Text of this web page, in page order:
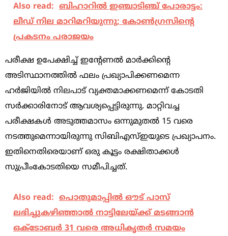
Also read: ബിഹാറില്‍ ഇഞ്ചാടിഞ്ച് പോരാട്ടം:
ലീഡ് നില മാറിമറിയുന്നു; കോണ്‍ഗ്രസിന്റെ
പ്രകടനം പരാജയം
പരീക്ഷ ഉപേക്ഷിച്ച്‌ ഇന്‍റേണല്‍ മാര്‍ക്കിന്‍റെ
അടിസ്ഥാനത്തില്‍ ഫലം പ്രഖ്യാപിക്കണമെന്ന
ഹര്‍ജിയില്‍ നിലപാട് വ്യക്തമാക്കണമെന്ന് കോടതി
സര്‍ക്കാരിനോട് ആവശ്യപ്പെട്ടിരുന്നു. മാറ്റിവച്ച
പരീക്ഷകള്‍ അടുത്തമാസം ഒന്നുമുതല്‍ 15 വരെ
നടത്തുമെന്നായിരുന്നു സിബിഎസ്‌ഇയുടെ പ്രഖ്യാപനം.
ഇതിനെതിരെയാണ് ഒരു കൂട്ടം രക്ഷിതാക്കള്‍
സുപ്രീംകോടതിയെ സമീപിച്ചത്.
Also read: പൊതുമാപ്പിൽ ഔട് പാസ്
ലഭിച്ചുകഴിഞ്ഞാൽ നാട്ടിലേയ്ക്ക് മടങ്ങാൻ
ഒക്ടോബർ 31 വരെ അധികൃതർ സമയം